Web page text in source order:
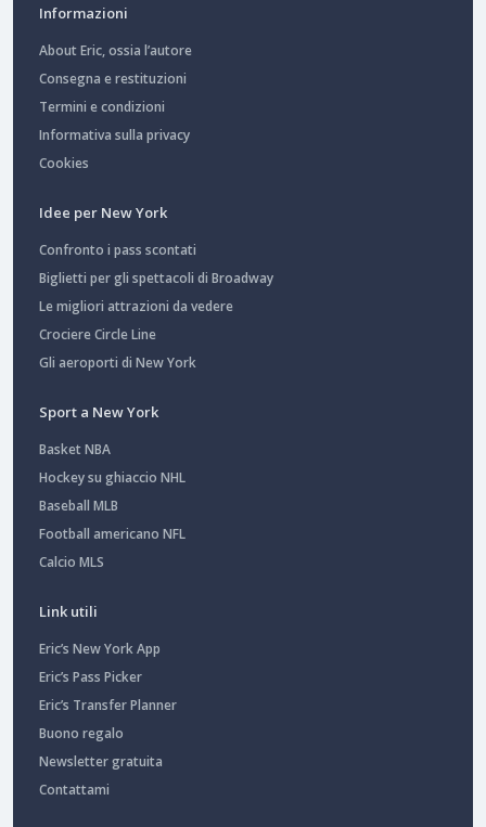
Informazioni
About Eric, ossia l’autore
Consegna e restituzioni
Termini e condizioni
Informativa sulla privacy
Cookies
Idee per New York
Confronto i pass scontati
Biglietti per gli spettacoli di Broadway
Le migliori attrazioni da vedere
Crociere Circle Line
Gli aeroporti di New York
Sport a New York
Basket NBA
Hockey su ghiaccio NHL
Baseball MLB
Football americano NFL
Calcio MLS
Link utili
Eric’s New York App
Eric’s Pass Picker
Eric’s Transfer Planner
Buono regalo
Newsletter gratuita
Contattami